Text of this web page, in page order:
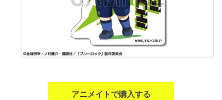
アニメイトで購入する